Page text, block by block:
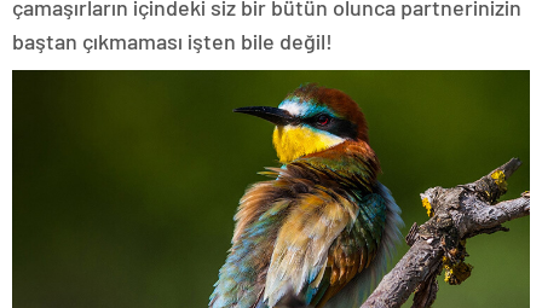
çamaşırların içindeki siz bir bütün olunca partnerinizin
baştan çıkmaması işten bile değil!